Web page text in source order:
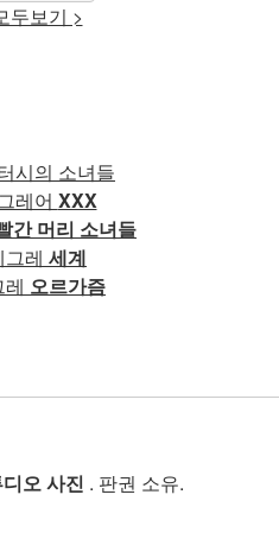
두보기 >
시의 소녀들
레어 XXX
간 머리 소녀들
그레 세계
오르가즘
오 사진 . 판권 소유.